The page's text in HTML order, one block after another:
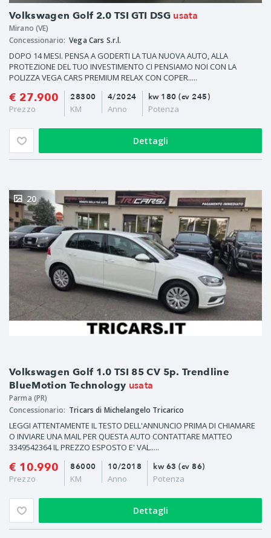
Volkswagen Golf 2.0 TSI GTI DSG usata
Mirano (VE)
Concessionario: Vega Cars S.r.l.
DOPO 14 MESI. PENSA A GODERTI LA TUA NUOVA AUTO, ALLA
PROTEZIONE DEL TUO INVESTIMENTO CI PENSIAMO NOI CON LA
POLIZZA VEGA CARS PREMIUM RELAX CON COPER.....
€ 27.900
Prezzo
4/2024
Anno
28300
KM
kw 180 (cv 245)
Potenza
Dettagli
Volkswagen Golf 1.0 TSI 85 CV 5p. Trendline
BlueMotion Technology usata
20
Parma (PR)
Concessionario: Tricars di Michelangelo Tricarico
LEGGI ATTENTAMENTE IL TESTO DELL'ANNUNCIO PRIMA DI CHIAMARE
O INVIARE UNA MAIL PER QUESTA AUTO CONTATTARE MATTEO
3349542364 IL PREZZO ESPOSTO E' VAL.....
€ 10.990
Prezzo
10/2018
Anno
86000
KM
kw 63 (cv 86)
Potenza
Dettagli